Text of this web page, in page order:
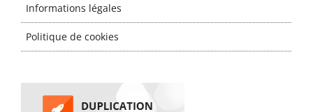
Informations légales
Politique de cookies